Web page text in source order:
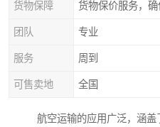
货物保障 货物保价服务，
团队 专业
服务 周到
可售卖地 全国
航空运输的应用广泛，涵